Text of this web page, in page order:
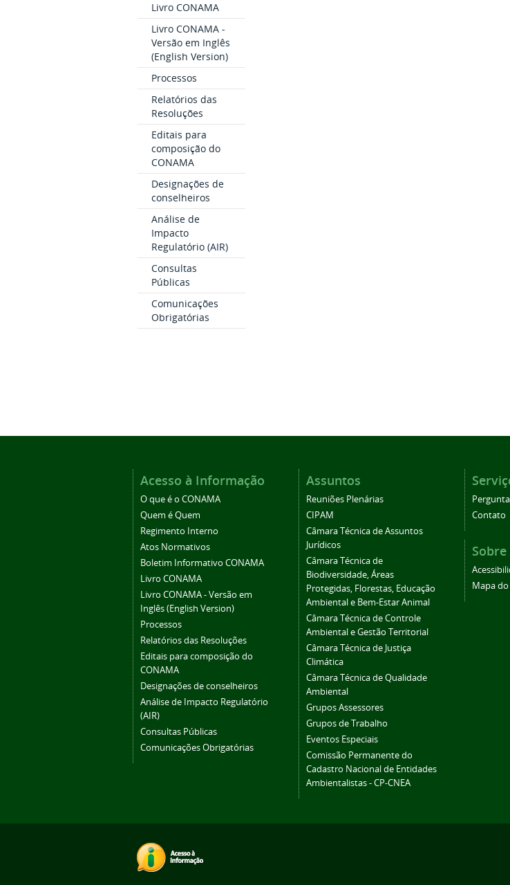
Livro CONAMA
Livro CONAMA -
Versão em Inglês
(English Version)
Processos
Relatórios das
Resoluções
Editais para
composição do
CONAMA
Designações de
conselheiros
Análise de
Impacto
Regulatório (AIR)
Consultas
Públicas
Comunicações
Obrigatórias
Acesso à Informação
O que é o CONAMA
Quem é Quem
Regimento Interno
Atos Normativos
Boletim Informativo CONAMA
Livro CONAMA
Livro CONAMA - Versão em
Inglês (English Version)
Processos
Relatórios das Resoluções
Editais para composição do
CONAMA
Designações de conselheiros
Análise de Impacto Regulatório
(AIR)
Consultas Públicas
Comunicações Obrigatórias
Assuntos
Reuniões Plenárias
CIPAM
Câmara Técnica de Assuntos
Jurídicos
Câmara Técnica de
Biodiversidade, Áreas
Protegidas, Florestas, Educação
Ambiental e Bem-Estar Animal
Câmara Técnica de Controle
Ambiental e Gestão Territorial
Câmara Técnica de Justiça
Climática
Câmara Técnica de Qualidade
Ambiental
Grupos Assessores
Grupos de Trabalho
Eventos Especiais
Comissão Permanente do
Cadastro Nacional de Entidades
Ambientalistas - CP-CNEA
Contato
Mapa